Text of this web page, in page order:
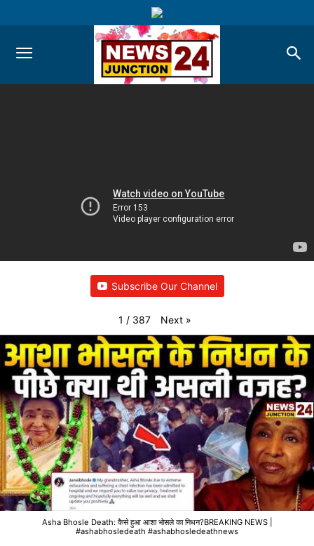
Subscribe Our Channel
1 / 387 Next »
Asha Bhosle Death: कैसे हुआ आशा भोसले का निधन?BREAKING NEWS |
#ashabhosledeath #ashabhosledeathnews